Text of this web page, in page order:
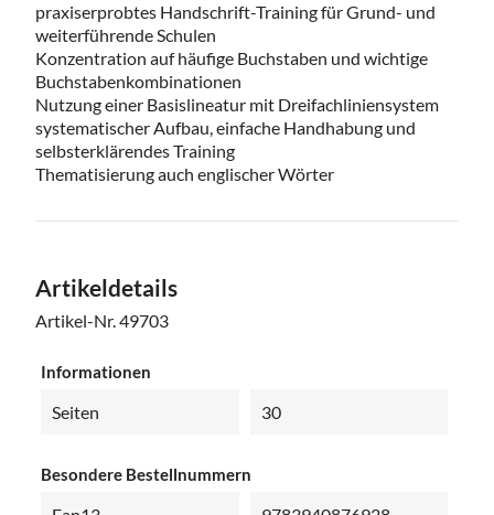
praxiserprobtes Handschrift-Training für Grund- und
weiterführende Schulen
Konzentration auf häufige Buchstaben und wichtige
Buchstabenkombinationen
Nutzung einer Basislineatur mit Dreifachliniensystem
systematischer Aufbau, einfache Handhabung und
selbsterklärendes Training
Thematisierung auch englischer Wörter
Artikeldetails
Artikel-Nr.49703
Informationen
Seiten 30
Besondere Bestellnummern